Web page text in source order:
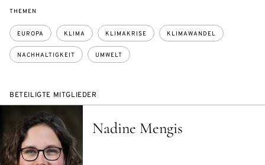
THEMEN
EUROPA KLIMA KLIMAKRISE KLIMAWANDEL
NACHHALTIGKEIT UMWELT
BETEILIGTE MITGLIEDER
Nadine Mengis